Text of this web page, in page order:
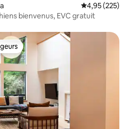
Évaluation
4,95 (225)
bienvenus, EVC gratuit
les plus appréciés